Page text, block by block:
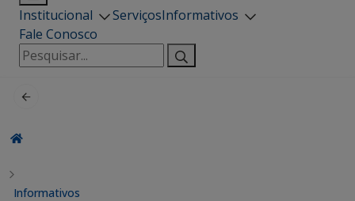
Institucional ServiçosInformativos
Fale Conosco
Pesquisar
por:
Informativos